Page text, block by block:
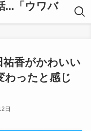
...「ウワバ
祐香がかわいい
わったと感じ
日